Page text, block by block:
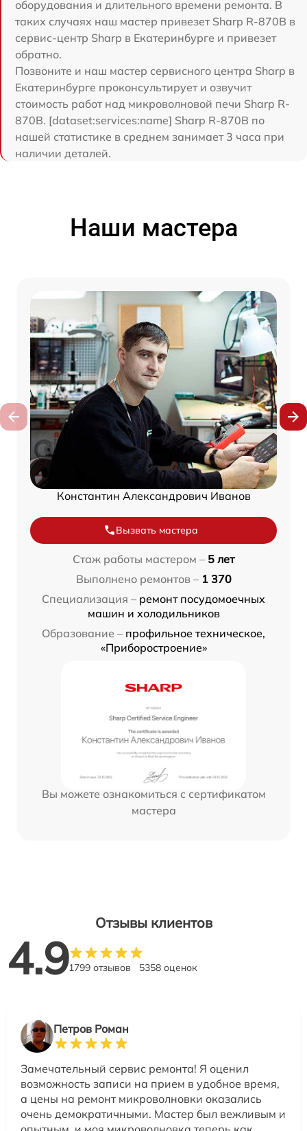
оборудования и длительного времени ремонта. В
таких случаях наш мастер привезет Sharp R-870B в
сервис-центр Sharp в Екатеринбурге и привезет
обратно.
Позвоните и наш мастер сервисного центра Sharp в
Екатеринбурге проконсультирует и озвучит
стоимость работ над микроволновой печи Sharp R-
870B. [dataset:services:name] Sharp R-870B по
нашей статистике в среднем занимает 3 часа при
наличии деталей.
Наши мастера
Константин Александрович Иванов
Вызвать мастера
Стаж работы мастером – 5 лет
Выполнено ремонтов – 1 370
Специализация – ремонт посудомоечных
машин и холодильников
Образование – профильное техническое,
«Приборостроение»
Вы можете ознакомиться с сертификатом
мастера
Отзывы клиентов
4.91799 отзывов 5358 оценок
Петров Роман
Замечательный сервис ремонта! Я оценил
возможность записи на прием в удобное время,
а цены на ремонт микроволновки оказались
очень демократичными. Мастер был вежливым и